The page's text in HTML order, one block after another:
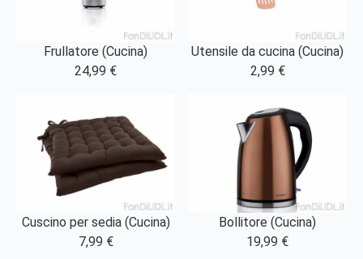
Frullatore (Cucina)
24,99 €
Utensile da cucina (Cucina)
2,99 €
Cuscino per sedia (Cucina)
7,99 €
Bollitore (Cucina)
19,99 €